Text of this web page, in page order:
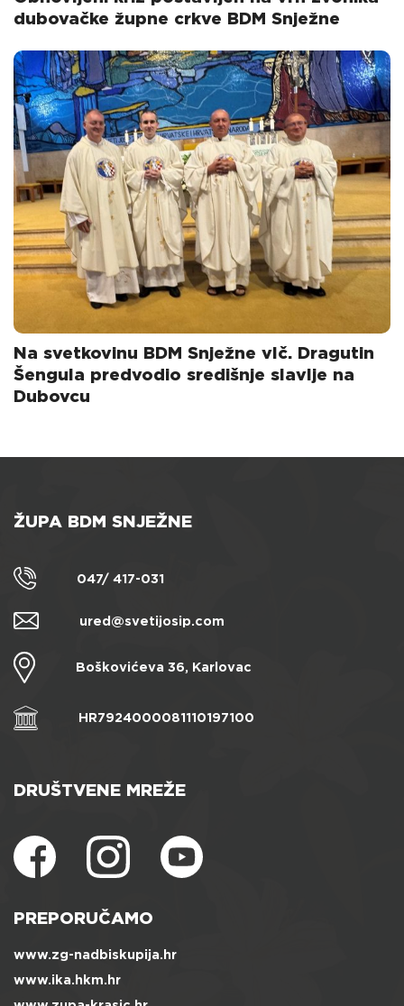
dubovačke župne crkve BDM Snježne
Na svetkovinu BDM Snježne vlč. Dragutin
Šengula predvodio središnje slavlje na
Dubovcu
ŽUPA BDM SNJEŽNE
047/ 417-031
ured@svetijosip.com
Boškovićeva 36, Karlovac
HR7924000081110197100
DRUŠTVENE MREŽE
PREPORUČAMO
www.zg-nadbiskupija.hr
www.ika.hkm.hr